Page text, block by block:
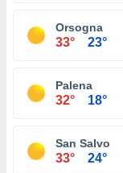
Orsogna
33° 23°
Palena
32° 18°
San Salvo
33° 24°